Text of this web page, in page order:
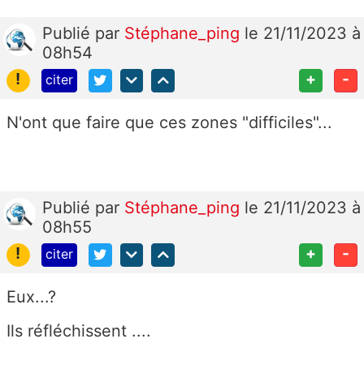
Publié par Stéphane_ping le 21/11/2023 à
08h54
!
citer + -
N'ont que faire que ces zones "difficiles"...
Publié par Stéphane_ping le 21/11/2023 à
08h55
!
citer + -
Eux...?
Ils réfléchissent ....